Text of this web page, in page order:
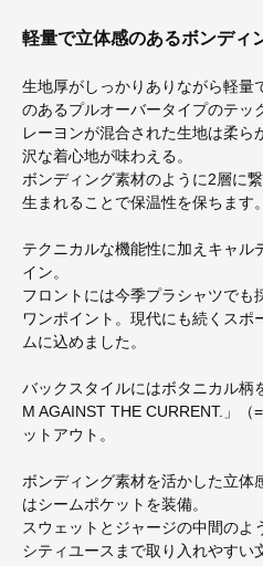
軽量で立体感のあるボンディ
生地厚がしっかりありながら軽量
のあるプルオーバータイプのテッ
レーヨンが混合された生地は柔
沢な着心地が味わえる。
ボンディング素材のように2層に
生まれることで保温性を保ちます。
テクニカルな機能性に加えキャル
イン。
フロントには今季プラシャツでも
ワンポイント。現代にも続くスポ
ムに込めました。
バックスタイルにはボタニカル柄
M AGAINST THE CURRENT.」
ットアウト。
ボンディング素材を活かした立体
はシームポケットを装備。
スウェットとジャージの中間のよ
シティユースまで取り入れやすい